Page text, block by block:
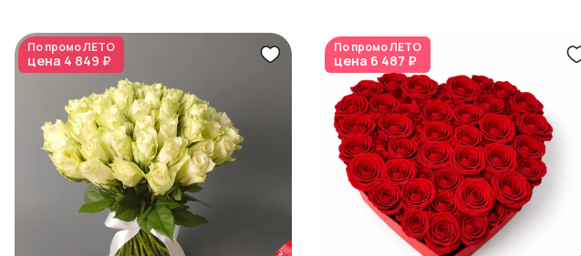
По промоЛЕТО
цена 4 849 ₽
По промоЛЕТО
цена 6 487 ₽